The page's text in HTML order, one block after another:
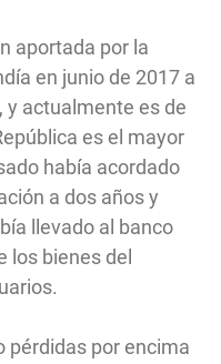
aportada por la
en junio de 2017 a
y actualmente es de
es el mayor
había acordado
a dos años y
llevado al banco
los bienes del
pérdidas por encima